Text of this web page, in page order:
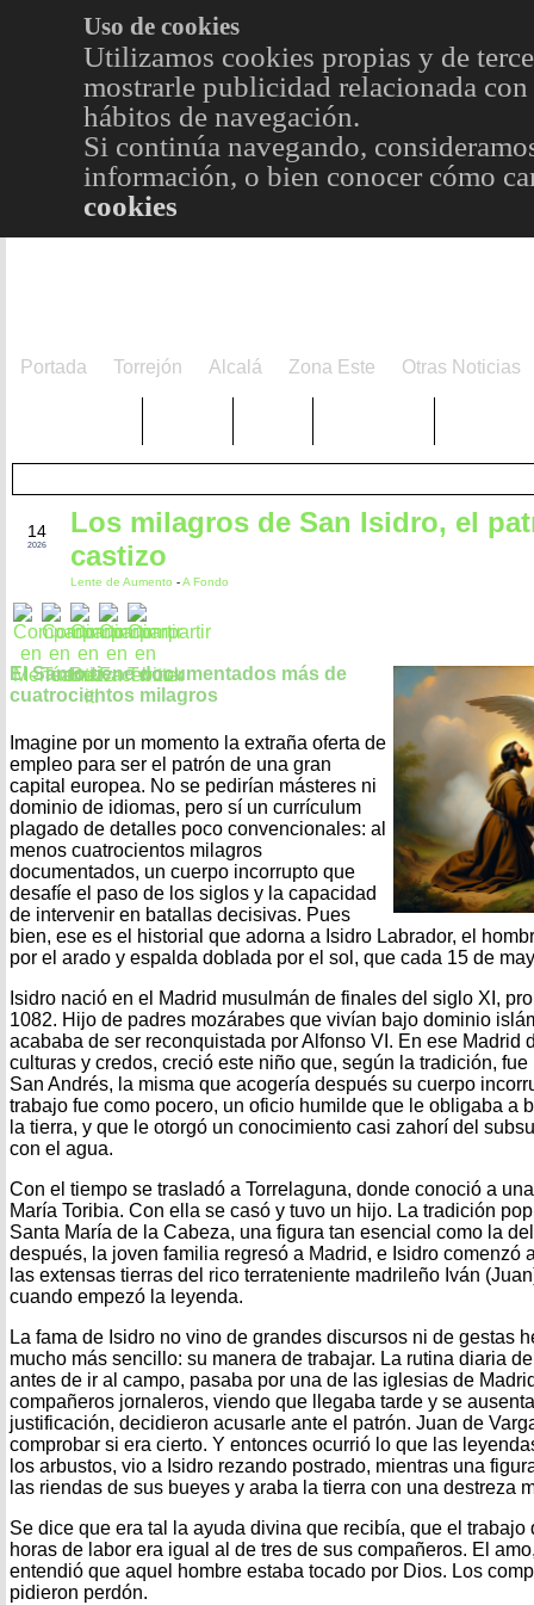
Uso de cookies
Utilizamos cookies propias y de
mostrarle publicidad relacionada
hábitos de navegación.
Si continúa navegando,
información, o bien conocer cómo
cookies
Portada Torrejón Alcalá Zona Este Otras Noticias
14
2026
Los milagros de San Isidro, el
castizo
Lente de Aumento -A Fondo
El Santo tiene documentados más de
cuatrocientos milagros
Imagine por un momento la extraña oferta de
empleo para ser el patrón de una gran
capital europea. No se pedirían másteres ni
dominio de idiomas, pero sí un currículum
plagado de detalles poco convencionales: al
menos cuatrocientos milagros
documentados, un cuerpo incorrupto que
desafíe el paso de los siglos y la capacidad
de intervenir en batallas decisivas. Pues
bien, ese es el historial que adorna a Isidro Labrador, el
por el arado y espalda doblada por el sol, que cada 15 de
Isidro nació en el Madrid musulmán de finales del siglo XI,
1082. Hijo de padres mozárabes que vivían bajo dominio
acababa de ser reconquistada por Alfonso VI. En ese Madrid
culturas y credos, creció este niño que, según la tradición,
San Andrés, la misma que acogería después su cuerpo
trabajo fue como pocero, un oficio humilde que le obligaba a
la tierra, y que le otorgó un conocimiento casi zahorí del
con el agua.
Con el tiempo se trasladó a Torrelaguna, donde conoció a
María Toribia. Con ella se casó y tuvo un hijo. La tradición
Santa María de la Cabeza, una figura tan esencial como la
después, la joven familia regresó a Madrid, e Isidro comenzó
las extensas tierras del rico terrateniente madrileño Iván
cuando empezó la leyenda.
La fama de Isidro no vino de grandes discursos ni de gestas
mucho más sencillo: su manera de trabajar. La rutina diaria
antes de ir al campo, pasaba por una de las iglesias de
compañeros jornaleros, viendo que llegaba tarde y se
justificación, decidieron acusarle ante el patrón. Juan de
comprobar si era cierto. Y entonces ocurrió lo que las
los arbustos, vio a Isidro rezando postrado, mientras una
las riendas de sus bueyes y araba la tierra con una destreza
Se dice que era tal la ayuda divina que recibía, que el
horas de labor era igual al de tres de sus compañeros. El
entendió que aquel hombre estaba tocado por Dios. Los
pidieron perdón.